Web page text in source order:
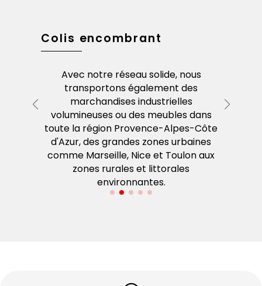
Colis encombrant
Avec notre réseau solide, nous
transportons également des
marchandises industrielles
volumineuses ou des meubles dans
toute la région Provence-Alpes-Côte
d'Azur, des grandes zones urbaines
comme Marseille, Nice et Toulon aux
zones rurales et littorales
environnantes.
des